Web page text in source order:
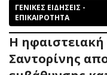
ΓΕΝΙΚΕΣ ΕΙΔΗΣΕΙΣ -
ΕΠΙΚΑΙΡΟΤΗΤΑ
Η
Σαντορίνης